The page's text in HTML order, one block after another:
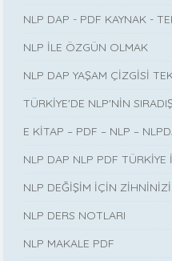
NLP DAP - PDF KAYNAK -
NLP İLE ÖZGÜN OLMAK
NLP DAP YAŞAM ÇİZGİSİ
TÜRKİYE'DE NLP'NİN
E KİTAP – PDF – NLP –
NLP DAP NLP PDF TÜRKİYE
NLP DEĞİŞİM İÇİN
NLP DERS NOTLARI
NLP MAKALE PDF